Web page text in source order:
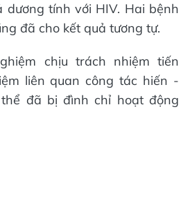
dương tính với HIV. Hai bệnh
đã cho kết quả tương tự.
chịu trách nhiệm tiến
liên quan công tác hiến -
đã bị đình chỉ hoạt động